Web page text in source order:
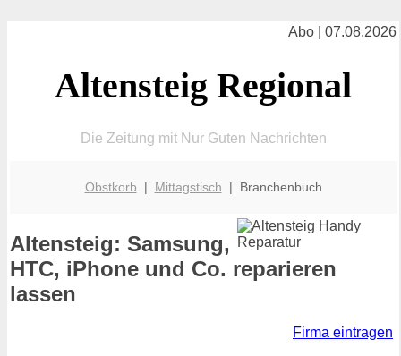
Abo | 07.08.2026
Altensteig Regional
Die Zeitung mit Nur Guten Nachrichten
Obstkorb | Mittagstisch | Branchenbuch
Altensteig: Samsung,
HTC, iPhone und Co. reparieren
lassen
Firma eintragen